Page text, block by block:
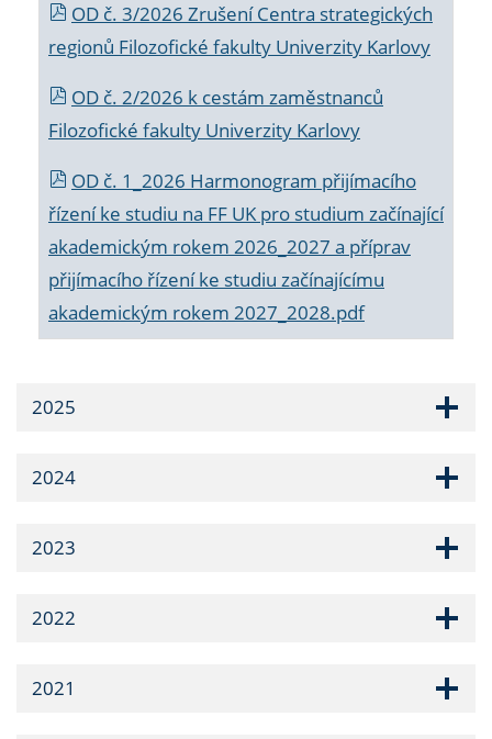
OD č. 3/2026 Zrušení Centra strategických
regionů Filozofické fakulty Univerzity Karlovy
OD č. 2/2026 k cestám zaměstnanců
Filozofické fakulty Univerzity Karlovy
OD č. 1_2026 Harmonogram přijímacího
řízení ke studiu na FF UK pro studium začínající
akademickým rokem 2026_2027 a příprav
přijímacího řízení ke studiu začínajícímu
akademickým rokem 2027_2028.pdf
2025
2024
2023
2022
2021